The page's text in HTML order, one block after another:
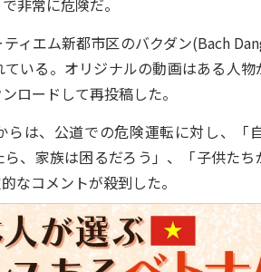
非常に危険だ。
ィエム新都市区のバクダン(Bach
いる。オリジナルの動画はある人
ロードして再投稿した。
は、公道での危険運転に対し、「
、家族は困るだろう」、「子供た
なコメントが殺到した。